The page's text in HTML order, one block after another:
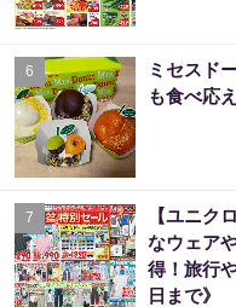
6
ミセスド
も食べ応
7
【ユニク
なウェア
得！旅行
日まで》